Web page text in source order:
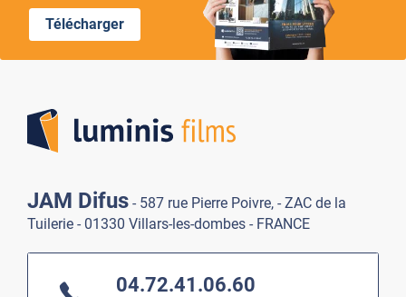
Télécharger
JAM Difus - 587 rue Pierre Poivre, - ZAC de la
Tuilerie - 01330 Villars-les-dombes - FRANCE
04.72.41.06.60